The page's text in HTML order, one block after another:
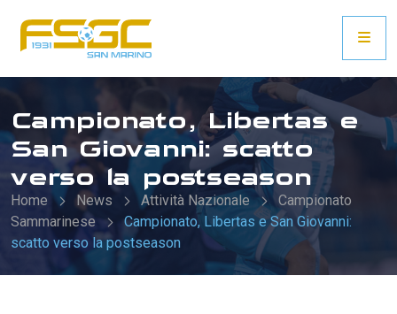
Campionato, Libertas e
San Giovanni: scatto
verso la postseason
Home News Attività Nazionale
Campionato
Sammarinese
Campionato, Libertas e San Giovanni:
scatto verso la postseason